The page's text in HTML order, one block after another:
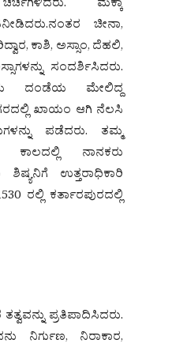
ಮೆಕ್ಕಾ
ಚೀನಾ,
ಕಾಶಿ, ಅಸ್ಸಾಂ, ದೆಹಲಿ,
ಸಂದರ್ಶಿಸಿದರು.
ದಂಡೆಯ ಮೇಲಿದ್ದ
ಖಾಯಂ ಆಗಿ ನೆಲಸಿ
ಪಡೆದರು. ತಮ್ಮ
ನಾನಕರು
ಉತ್ತರಾಧಿಕಾರಿ
ರಲ್ಲಿ ಕರ್ತಾರಪುರದಲ್ಲಿ
ತತ್ವವನ್ನು ಪ್ರತಿಪಾದಿಸಿದರು.
ನಿರ್ಗುಣ, ನಿರಾಕಾರ,